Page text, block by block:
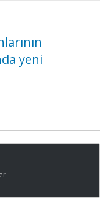
yeni